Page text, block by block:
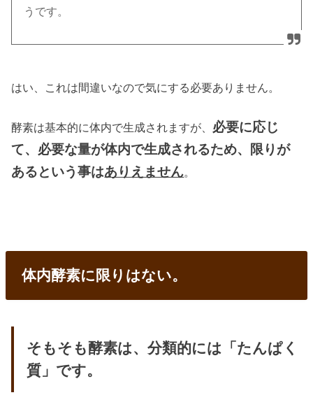
うです。
はい、これは間違いなので気にする必要ありません。
酵素は基本的に体内で生成されますが、 必要に応じ
て、必要な量が体内で生成されるため、限りが
あるという事はありえません。
体内酵素に限りはない。
そもそも酵素は、分類的には「たんぱく
質」です。